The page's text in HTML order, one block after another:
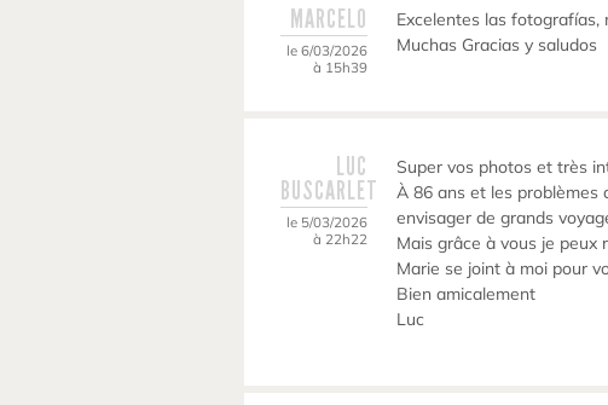
MARCELO
le 6/03/2026
à 15h39
Excelentes las fotografías,
Muchas Gracias y saludos
LUC
BUSCARLET
le 5/03/2026
à 22h22
Super vos photos et très
À 86 ans et les problèmes
envisager de grands
Mais grâce à vous je peux
Marie se joint à moi pour
Bien amicalement
Luc